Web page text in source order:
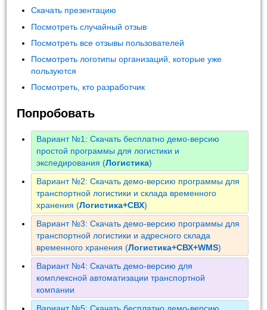
Скачать презентацию
Посмотреть случайный отзыв
Посмотреть все отзывы пользователей
Посмотреть логотипы организаций, которые уже
пользуются
Посмотреть, кто разработчик
Попробовать
Вариант №1: Скачать бесплатно демо-версию
простой программы для логистики и
экспедирования (Логистика)
Вариант №2: Скачать демо-версию программы для
транспортной логистики и склада временного
хранения (Логистика+СВХ)
Вариант №3: Скачать демо-версию программы для
транспортной логистики и адресного склада
временного хранения (Логистика+СВХ+WMS)
Вариант №4: Скачать демо-версию для
комплексной автоматизации транспортной
компании
Вариант №5: Скачать бесплатно демо-версию